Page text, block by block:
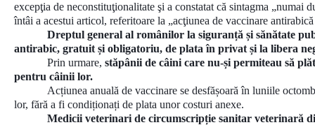
excepţia de neconstituţionalitate şi a constatat că sintagma
întâi a acestui articol, referitoare la „acţiunea de vaccinare
Dreptul general al românilor la siguranță și sănătate
antirabic, gratuit și obligatoriu, de plata în privat și la libera
Prin urmare,stăpânii de câini care nu-și permiteau să
pentru câinii lor.
Acțiunea anuală de vaccinare se desfășoară în luniile
lor, fără a fi condiționați de plata unor costuri anexe.
Medicii veterinari de circumscripție sanitar veterinară